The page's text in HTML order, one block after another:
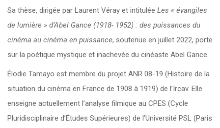
Sa thèse, dirigée par Laurent Véray et intitulée Les « évangiles
de lumière » d’Abel Gance (1918- 1952) : des puissances du
cinéma au cinéma en puissance, soutenue en juillet 2022, porte
sur la poétique mystique et inachevée du cinéaste Abel Gance.
Élodie Tamayo est membre du projet ANR 08-19 (Histoire de la
situation du cinéma en France de 1908 à 1919) de l’Ircav. Elle
enseigne actuellement l’analyse filmique au CPES (Cycle
Pluridisciplinaire d’Études Supérieures) de l’Université PSL (Paris